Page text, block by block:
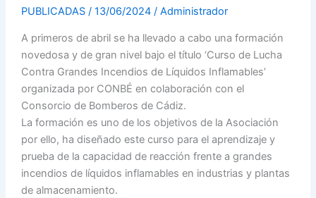
PUBLICADAS/ 13/06/2024 / Administrador
A primeros de abril se ha llevado a cabo una formación
novedosa y de gran nivel bajo el título ‘Curso de Lucha
Contra Grandes Incendios de Líquidos Inflamables’
organizada por CONBÉ en colaboración con el
Consorcio de Bomberos de Cádiz.
La formación es uno de los objetivos de la Asociación
por ello, ha diseñado este curso para el aprendizaje y
prueba de la capacidad de reacción frente a grandes
incendios de líquidos inflamables en industrias y plantas
de almacenamiento.
Gibraltar
por
la
Asociación
de
Consorcios
y
Servicios
de
Bombero
de